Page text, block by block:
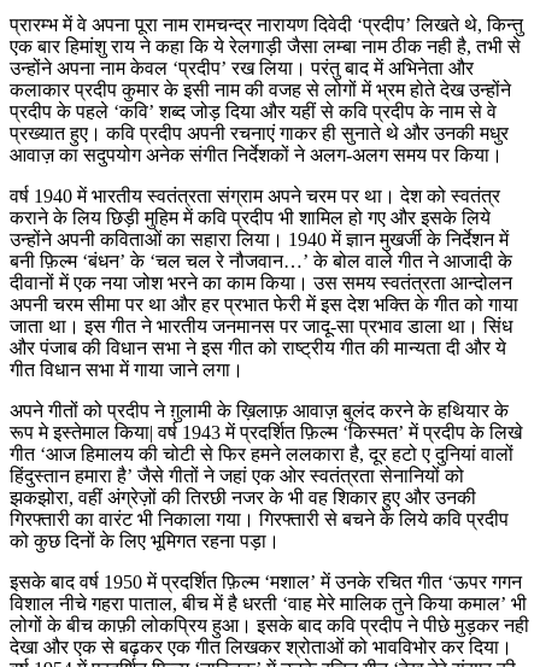
प्रारम्भ में वे अपना पूरा नाम रामचन्द्र नारायण दिवेदी ‘प्रदीप’ लिखते थे, किन्तु
एक बार हिमांशु राय ने कहा कि ये रेलगाड़ी जैसा लम्बा नाम ठीक नही है, तभी से
उन्होंने अपना नाम केवल ‘प्रदीप’ रख लिया। परंतु बाद में अभिनेता और
कलाकार प्रदीप कुमार के इसी नाम की वजह से लोगों में भ्रम होते देख उन्होंने
प्रदीप के पहले ‘कवि’ शब्द जोड़ दिया और यहीं से कवि प्रदीप के नाम से वे
प्रख्यात हुए। कवि प्रदीप अपनी रचनाएं गाकर ही सुनाते थे और उनकी मधुर
आवाज़ का सदुपयोग अनेक संगीत निर्देशकों ने अलग-अलग समय पर किया।
वर्ष 1940 में भारतीय स्वतंत्रता संग्राम अपने चरम पर था। देश को स्वतंत्र
कराने के लिय छिड़ी मुहिम में कवि प्रदीप भी शामिल हो गए और इसके लिये
उन्होंने अपनी कविताओं का सहारा लिया। 1940 में ज्ञान मुखर्जी के निर्देशन में
बनी फ़िल्म ‘बंधन’ के ‘चल चल रे नौजवान…’ के बोल वाले गीत ने आजादी के
दीवानों में एक नया जोश भरने का काम किया। उस समय स्वतंत्रता आन्दोलन
अपनी चरम सीमा पर था और हर प्रभात फेरी में इस देश भक्ति के गीत को गाया
जाता था। इस गीत ने भारतीय जनमानस पर जादू-सा प्रभाव डाला था। सिंध
और पंजाब की विधान सभा ने इस गीत को राष्ट्रीय गीत की मान्यता दी और ये
गीत विधान सभा में गाया जाने लगा।
अपने गीतों को प्रदीप ने ग़ुलामी के ख़िलाफ़ आवाज़ बुलंद करने के हथियार के
रूप मे इस्तेमाल किया| वर्ष 1943 में प्रदर्शित फ़िल्म ‘किस्मत’ में प्रदीप के लिखे
गीत ‘आज हिमालय की चोटी से फिर हमने ललकारा है, दूर हटो ए दुनियां वालों
हिंदुस्तान हमारा है’ जैसे गीतों ने जहां एक ओर स्वतंत्रता सेनानियों को
झकझोरा, वहीं अंग्रेज़ों की तिरछी नजर के भी वह शिकार हुए और उनकी
गिरफ्तारी का वारंट भी निकाला गया। गिरफ्तारी से बचने के लिये कवि प्रदीप
को कुछ दिनों के लिए भूमिगत रहना पड़ा।
इसके बाद वर्ष 1950 में प्रदर्शित फ़िल्म ‘मशाल’ में उनके रचित गीत ‘ऊपर गगन
विशाल नीचे गहरा पाताल, बीच में है धरती ‘वाह मेरे मालिक तुने किया कमाल’ भी
लोगों के बीच काफ़ी लोकप्रिय हुआ। इसके बाद कवि प्रदीप ने पीछे मुड़कर नही
देखा और एक से बढ़कर एक गीत लिखकर श्रोताओं को भावविभोर कर दिया।